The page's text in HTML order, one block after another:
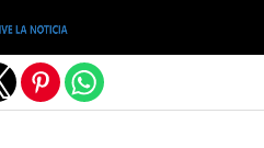
versión móvil